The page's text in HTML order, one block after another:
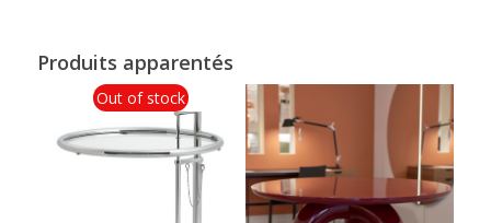
Produits apparentés
Out of stock